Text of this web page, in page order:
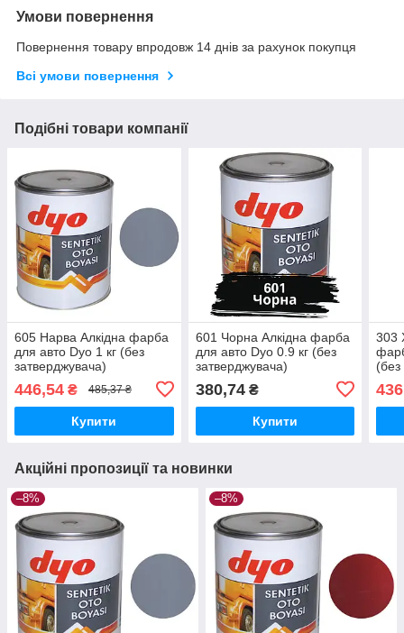
Умови повернення
Повернення товару впродовж 14 днів за рахунок покупця
Всі умови повернення
Подібні товари компанії
605 Нарва Алкідна фарба
для авто Dyo 1 кг (без
затверджувача)
446,54 ₴ 485,37 ₴
Купити
601 Чорна Алкідна фарба
для авто Dyo 0.9 кг (без
затверджувача)
380,74₴
Купити
303
(без
Акційні пропозиції та новинки
–8% –8%